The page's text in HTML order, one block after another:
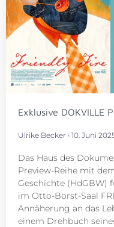
Exklusive DOKVILLE
Ulrike Becker 10. Juni
Das Haus des
Preview-Reihe mit
Geschichte (HdGBW)
im Otto-Borst-Saal
Annäherung an das
einem Drehbuch